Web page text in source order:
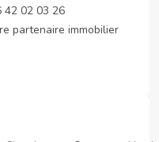
42 02 03 26
partenaire immobilier